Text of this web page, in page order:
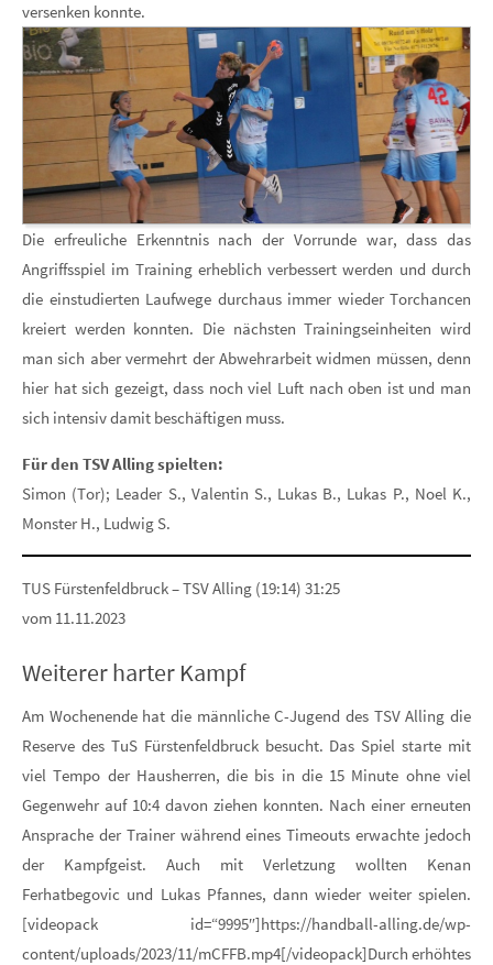
versenken konnte.
Die erfreuliche Erkenntnis nach der Vorrunde war, dass das
Angriffsspiel im Training erheblich verbessert werden und durch
die einstudierten Laufwege durchaus immer wieder Torchancen
kreiert werden konnten. Die nächsten Trainingseinheiten wird
man sich aber vermehrt der Abwehrarbeit widmen müssen, denn
hier hat sich gezeigt, dass noch viel Luft nach oben ist und man
sich intensiv damit beschäftigen muss.
Für den TSV Alling spielten:
Simon (Tor); Leader S., Valentin S., Lukas B., Lukas P., Noel K.,
Monster H., Ludwig S.
TUS Fürstenfeldbruck – TSV Alling (19:14) 31:25
vom 11.11.2023
Weiterer harter Kampf
Am Wochenende hat die männliche C-Jugend des TSV Alling die
Reserve des TuS Fürstenfeldbruck besucht. Das Spiel starte mit
viel Tempo der Hausherren, die bis in die 15 Minute ohne viel
Gegenwehr auf 10:4 davon ziehen konnten. Nach einer erneuten
Ansprache der Trainer während eines Timeouts erwachte jedoch
der Kampfgeist. Auch mit Verletzung wollten Kenan
Ferhatbegovic und Lukas Pfannes, dann wieder weiter spielen.
[videopack id=“9995″]https://handball-alling.de/wp-
content/uploads/2023/11/mCFFB.mp4[/videopack]Durch erhöhtes